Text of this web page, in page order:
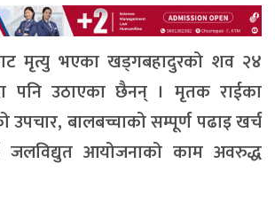
मृत्यु भएका खड्गबहादुरको शव २४
पनि उठाएका छैनन् । मृतक राईका
बालबच्चाको सम्पूर्ण पढाइ खर्च
जलविद्युत आयोजनाको काम अवरुद्ध